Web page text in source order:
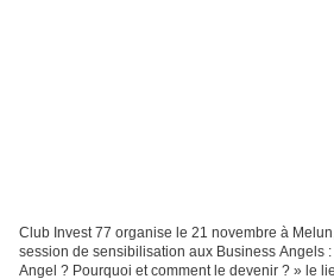
Club Invest 77 organise le 21 novembre à
session de sensibilisation aux Business Angels :
Angel ? Pourquoi et comment le devenir ? » le